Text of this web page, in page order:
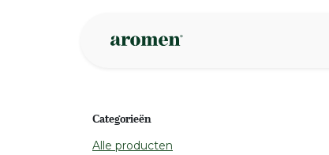
Categorieën
Alle producten